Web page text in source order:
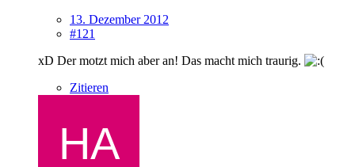
13. Dezember 2012
#121
xD Der motzt mich aber an! Das macht mich traurig.
Zitieren